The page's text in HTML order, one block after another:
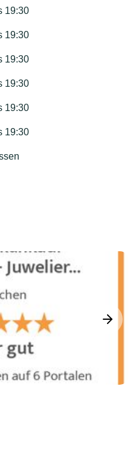
19:30
19:30
19:30
19:30
19:30
19:30
next